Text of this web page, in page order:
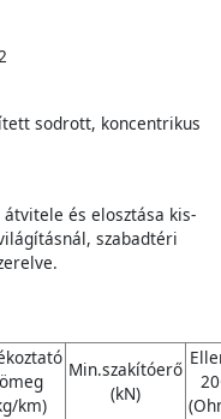
sodrott, koncentrikus
és elosztása kis-
szabadtéri
km)
Min.szakítóerő
(kN)